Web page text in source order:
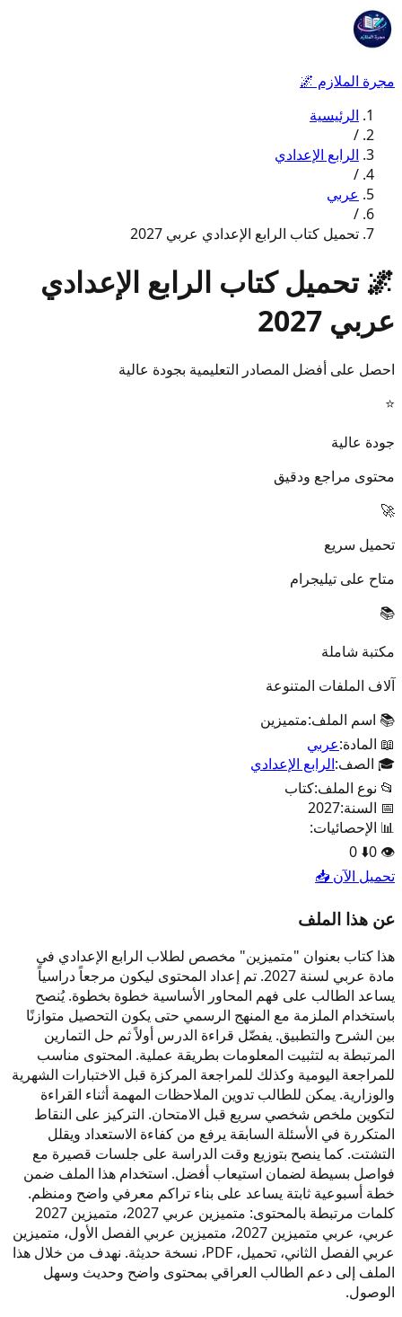
مجرة الملازم 🌌
الرئيسية
/
الرابع الإعدادي
/
عربي
/
تحميل كتاب الرابع الإعدادي عربي 2027
🌌 تحميل كتاب الرابع الإعدادي
عربي 2027
احصل على أفضل المصادر التعليمية بجودة عالية
⭐
جودة عالية
محتوى مراجع ودقيق
🚀
تحميل سريع
متاح على تيليجرام
📚
مكتبة شاملة
آلاف الملفات المتنوعة
📚 اسم الملف:متميزين
📖 المادة:عربي
🎓 الصف:الرابع الإعدادي
📂 نوع الملف:كتاب
📅 السنة:2027
📊 الإحصائيات:
👁️
0
⬇️
0
تحميل الآن 📥
عن هذا الملف
هذا كتاب بعنوان "متميزين" مخصص لطلاب الرابع الإعدادي في
مادة عربي لسنة 2027. تم إعداد المحتوى ليكون مرجعاً دراسياً
يساعد الطالب على فهم المحاور الأساسية خطوة بخطوة. يُنصح
باستخدام الملزمة مع المنهج الرسمي حتى يكون التحصيل متوازنًا
بين الشرح والتطبيق. يفضّل قراءة الدرس أولاً ثم حل التمارين
المرتبطة به لتثبيت المعلومات بطريقة عملية. المحتوى مناسب
للمراجعة اليومية وكذلك للمراجعة المركزة قبل الاختبارات الشهرية
والوزارية. يمكن للطالب تدوين الملاحظات المهمة أثناء القراءة
لتكوين ملخص شخصي سريع قبل الامتحان. التركيز على النقاط
المتكررة في الأسئلة السابقة يرفع من كفاءة الاستعداد ويقلل
التشتت. كما ينصح بتوزيع وقت الدراسة على جلسات قصيرة مع
فواصل بسيطة لضمان استيعاب أفضل. استخدام هذا الملف ضمن
خطة أسبوعية ثابتة يساعد على بناء تراكم معرفي واضح ومنظم.
كلمات مرتبطة بالمحتوى: متميزين عربي 2027، متميزين 2027
عربي، عربي متميزين 2027، متميزين عربي الفصل الأول، متميزين
عربي الفصل الثاني، تحميل، PDF، نسخة حديثة. نهدف من خلال هذا
الملف إلى دعم الطالب العراقي بمحتوى واضح وحديث وسهل
الوصول.